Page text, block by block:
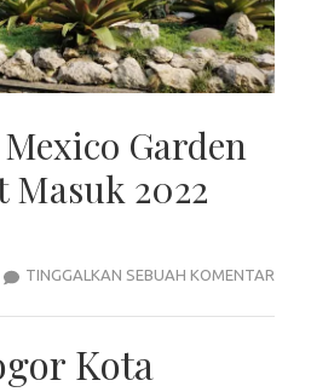
Garden
2022
TINGGALKAN SEBUAH KOMENTAR
Kota